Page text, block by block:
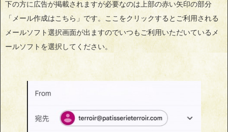
下の方に広告が掲載されますが必要なのは上部の赤い矢印の部分
「メール作成はこちら」です。ここをクリックするとご利用される
メールソフト選択画面が出ますのでいつもご利用いただいているメ
ールソフトを選択してください。